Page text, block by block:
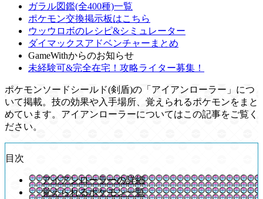
ガラル図鑑(全400種)一覧
ポケモン交換掲示板はこちら
ウッウロボのレシピ&シミュレーター
ダイマックスアドベンチャーまとめ
GameWithからのお知らせ
未経験可&完全在宅！攻略ライター募集！
ポケモンソードシールド(剣盾)の「アイアンローラー」につ
いて掲載。技の効果や入手場所、覚えられるポケモンをまと
めています。アイアンローラーについてはこの記事をご覧く
ださい。
目次
アイアンローラーの詳細
覚えられるポケモン一覧